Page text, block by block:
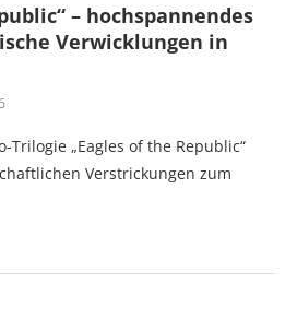
– hochspannendes
Verwicklungen in
Trilogie „Eagles of the Republic“
Verstrickungen zum